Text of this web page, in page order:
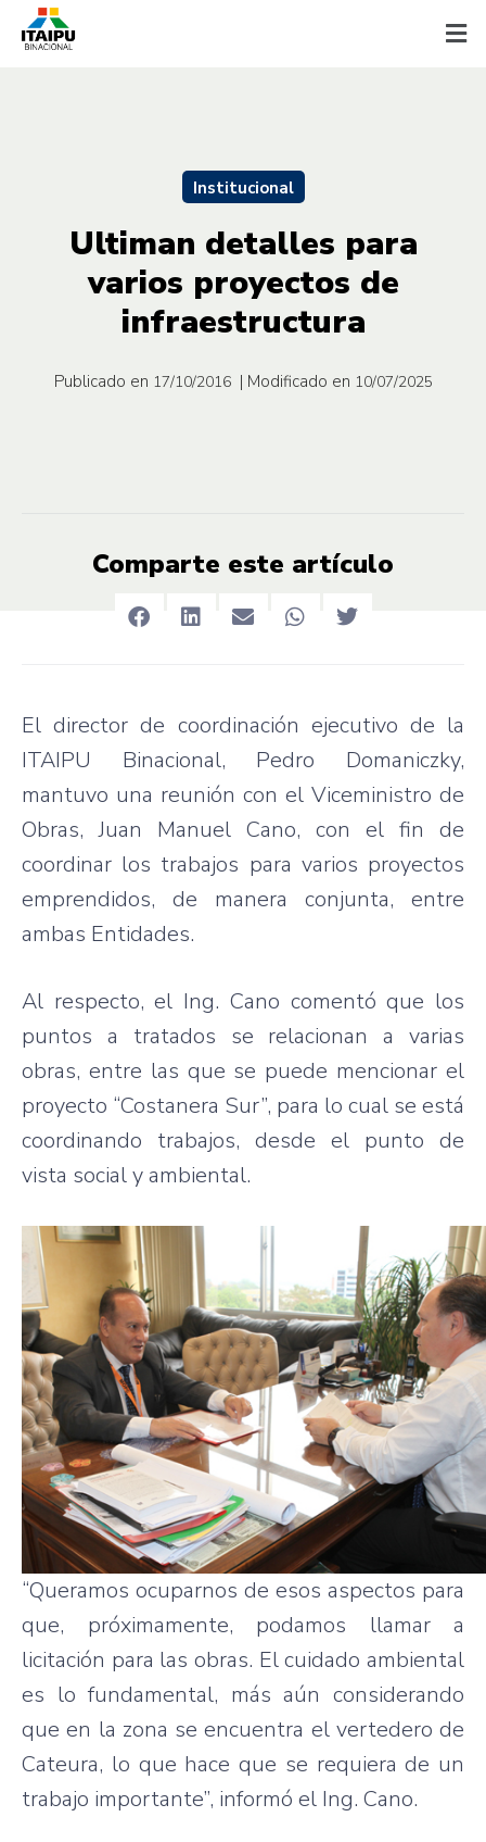
Institucional
Ultiman detalles para
varios proyectos de
infraestructura
Publicado en 17/10/2016 | Modificado en 10/07/2025
Comparte este artículo
El director de coordinación ejecutivo de la
ITAIPU Binacional, Pedro Domaniczky,
mantuvo una reunión con el Viceministro de
Obras, Juan Manuel Cano, con el fin de
coordinar los trabajos para varios proyectos
emprendidos, de manera conjunta, entre
ambas Entidades.
Al respecto, el Ing. Cano comentó que los
puntos a tratados se relacionan a varias
obras, entre las que se puede mencionar el
proyecto “Costanera Sur”, para lo cual se está
coordinando trabajos, desde el punto de
vista social y ambiental.
“Queramos ocuparnos de esos aspectos para
que, próximamente, podamos llamar a
licitación para las obras. El cuidado ambiental
es lo fundamental, más aún considerando
que en la zona se encuentra el vertedero de
Cateura, lo que hace que se requiera de un
trabajo importante”, informó el Ing. Cano.